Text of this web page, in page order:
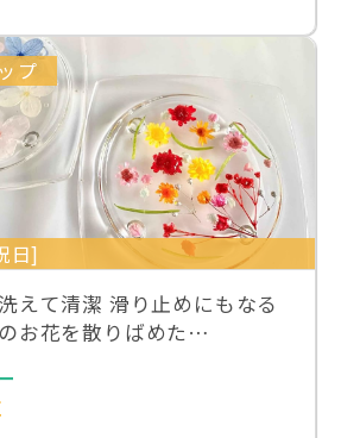
プ
日]
えて清潔 滑り止めにもなる
お花を散りばめた…